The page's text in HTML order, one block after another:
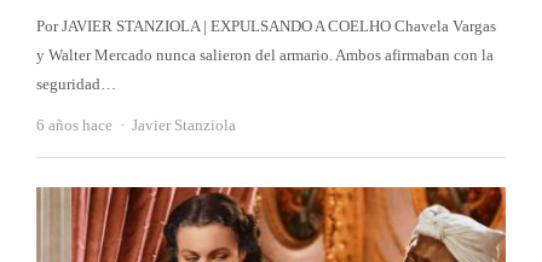
Por JAVIER STANZIOLA | EXPULSANDO A COELHO Chavela Vargas
y Walter Mercado nunca salieron del armario. Ambos afirmaban con la
seguridad…
6 años hace Autor
Javier Stanziola